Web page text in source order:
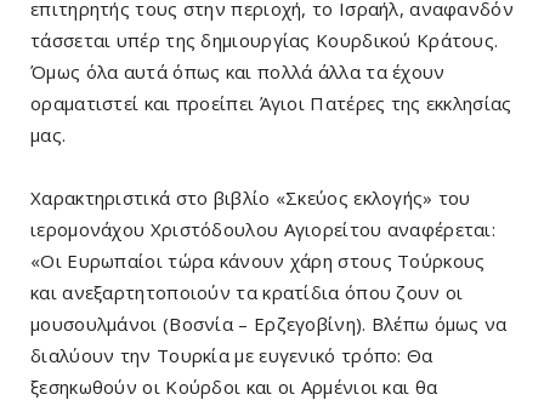
επιτηρητής τους στην περιοχή, το Ισραήλ, αναφανδόν
τάσσεται υπέρ της δημιουργίας Κουρδικού Κράτους.
Όμως όλα αυτά όπως και πολλά άλλα τα έχουν
οραματιστεί και προείπει Άγιοι Πατέρες της εκκλησίας
μας.
Χαρακτηριστικά στο βιβλίο «Σκεύος εκλογής» του
ιερομονάχου Χριστόδουλου Αγιορείτου αναφέρεται:
«Οι Ευρωπαίοι τώρα κάνουν χάρη στους Τούρκους
και ανεξαρτητοποιούν τα κρατίδια όπου ζουν οι
μουσουλμάνοι (Βοσνία – Ερζεγοβίνη). Βλέπω όμως να
διαλύουν την Τουρκία με ευγενικό τρόπο: Θα
ξεσηκωθούν οι Κούρδοι και οι Αρμένιοι και θα